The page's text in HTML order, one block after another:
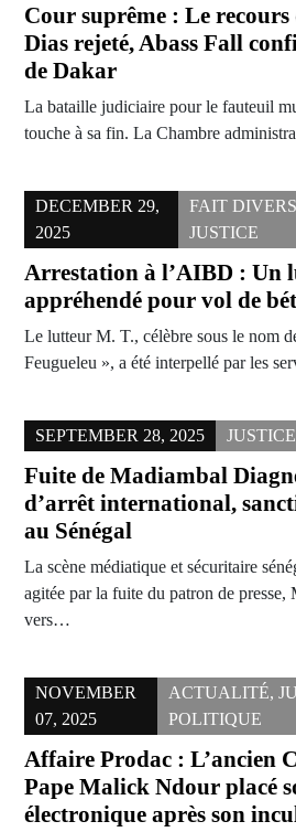
Cour suprême : Le
Dias rejeté, Abass Fall
de Dakar
La bataille judiciaire pour le fauteuil
touche à sa fin. La Chambre
DECEMBER 29,
2025
FAIT DIVERS
JUSTICE
Arrestation à l’AIBD : Un
appréhendé pour vol de
Le lutteur M. T., célèbre sous le nom
Feugueleu », a été interpellé par les
SEPTEMBER 28, 2025 JUSTICE
Fuite de Madiambal
d’arrêt international,
au Sénégal
La scène médiatique et sécuritaire
agitée par la fuite du patron de presse,
vers…
NOVEMBER
07, 2025
ACTUALITÉ,
POLITIQUE
Affaire Prodac : L’ancien
Pape Malick Ndour placé
électronique après son